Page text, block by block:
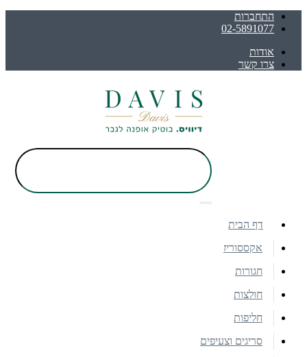
התחברות
02-5891077
אודות
צרו קשר
דף הבית
אקססוריז
חגורות
חולצות
חליפות
סריגים וצעיפים